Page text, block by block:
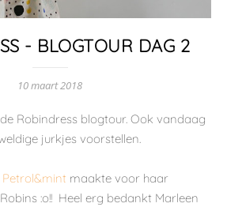
- BLOGTOUR DAG 2
10 maart 2018
Robindress blogtour. Ook vandaag
jurkjes voorstellen.
Petrol&mint maakte voor haar
:o!! Heel erg bedankt Marleen